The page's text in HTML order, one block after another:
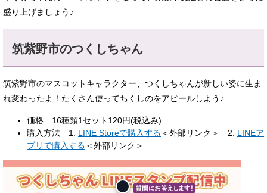
盛り上げましょう♪
筑紫野市のつくしちゃん
筑紫野市のマスコットキャラクター、つくしちゃんが新しい姿に生ま
れ変わったよ！たくさん使ってちくしのをアピールしよう♪
価格 16種類1セット120円(税込み)
購入方法 1. LINE Storeで購入する ＜外部リンク＞ 2. LINEア
プリで購入する ＜外部リンク＞